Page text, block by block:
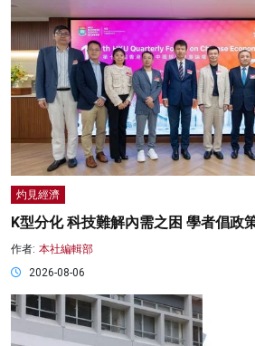
灼見經濟
K型分化 科技難解內需之困 學者倡政
作者: 本社編輯部
2026-08-06